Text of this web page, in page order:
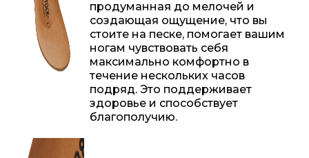
продуманная до мелочей и
создающая ощущение, что вы
стоите на песке, помогает вашим
ногам чувствовать себя
максимально комфортно в
течение нескольких часов
подряд. Это поддерживает
здоровье и способствует
благополучию.